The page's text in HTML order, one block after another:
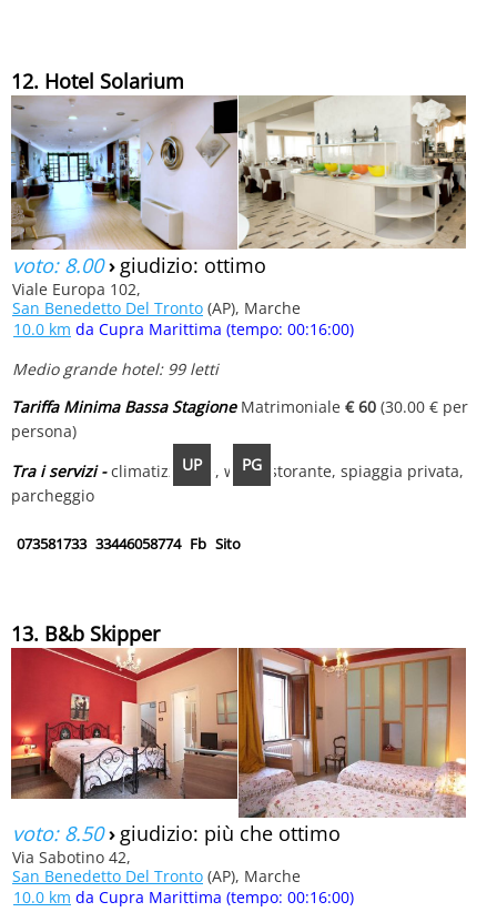
UP PG
12. Hotel Solarium
voto: 8.00› giudizio: ottimo
Viale Europa 102,
San Benedetto Del Tronto (AP), Marche
10.0 km da Cupra Marittima (tempo: 00:16:00)
Medio grande hotel: 99 letti
Tariffa Minima Bassa StagioneMatrimoniale € 60 (30.00 € per
persona)
Tra i servizi -climatizzatore, wifi, ristorante, spiaggia privata,
parcheggio
073581733 33446058774 Fb Sito
13. B&b Skipper
voto: 8.50› giudizio: più che ottimo
Via Sabotino 42,
San Benedetto Del Tronto (AP), Marche
10.0 km da Cupra Marittima (tempo: 00:16:00)